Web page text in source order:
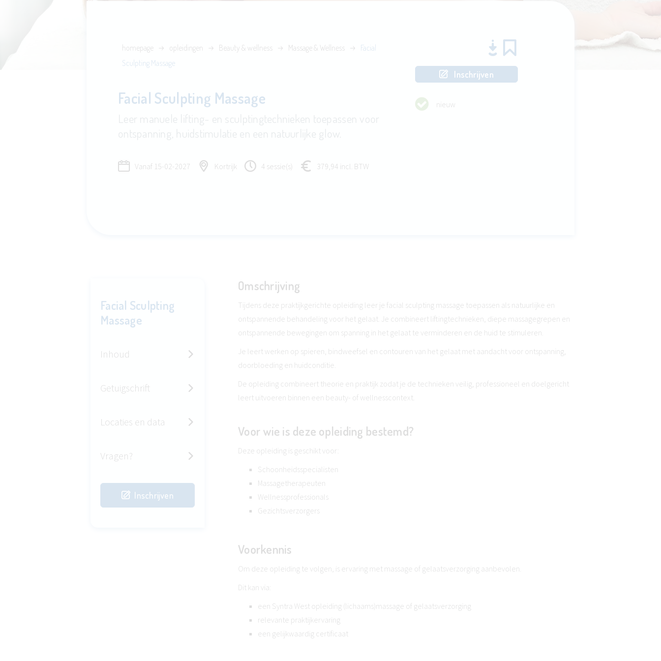
homepage opleidingen Beauty & wellness Massage & Wellness
Facial
Sculpting Massage
Facial Sculpting Massage
Vanaf 15-02-2027 Kortrijk 4 sessie(s) 379,94 incl. BTW
Inschrijven
nieuw
Facial Sculpting
Massage
Inhoud
Getuigschrift
Locaties en data
Vragen?
Inschrijven
Omschrijving
Tijdens deze praktijkgerichte opleiding leer je facial sculpting massage toepassen als natuurlijke en
ontspannende behandeling voor het gelaat. Je combineert liftingtechnieken, diepe massagegrepen en
ontspannende bewegingen om spanning in het gelaat te verminderen en de huid te stimuleren.
Je leert werken op spieren, bindweefsel en contouren van het gelaat met aandacht voor ontspanning,
doorbloeding en huidconditie.
De opleiding combineert theorie en praktijk zodat je de technieken veilig, professioneel en doelgericht
leert uitvoeren binnen een beauty- of wellnesscontext.
Voor wie is deze opleiding bestemd?
Deze opleiding is geschikt voor:
Schoonheidsspecialisten
Massagetherapeuten
Wellnessprofessionals
Gezichtsverzorgers
Voorkennis
Om deze opleiding te volgen, is ervaring met massage of gelaatsverzorging aanbevolen.
Dit kan via:
een Syntra West opleiding (lichaams)massage of gelaatsverzorging
relevante praktijkervaring
een gelijkwaardig certificaat